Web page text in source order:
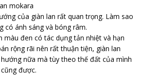
mokara
của giàn lan rất quan trọng. Làm sao
có ánh sáng và bóng râm.
màu đen có tác dụng tản nhiệt và hạn
rộng rãi nên rất thuận tiện, giàn lan
nữa mà tùy theo thế đất của mình
được.